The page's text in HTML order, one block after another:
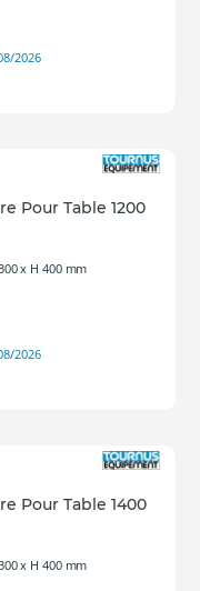
2026
Pour Table 1200
x H 400 mm
2026
Pour Table 1400
x H 400 mm